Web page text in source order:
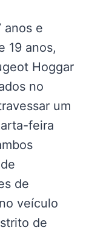
anos e
19 anos,
Hoggar
no
um
feira
de
veículo
de